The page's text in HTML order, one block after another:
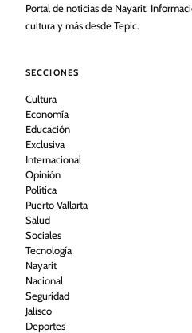
Portal de noticias de Nayarit.
cultura y más desde Tepic.
SECCIONES
Cultura
Economía
Educación
Exclusiva
Internacional
Opinión
Política
Puerto Vallarta
Salud
Sociales
Tecnología
Nayarit
Nacional
Seguridad
Jalisco
Deportes